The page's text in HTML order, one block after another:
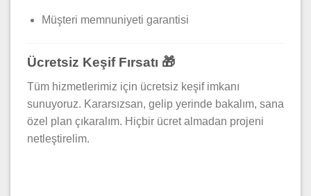
Müşteri memnuniyeti garantisi
Ücretsiz Keşif Fırsatı 🎁
Tüm hizmetlerimiz için ücretsiz keşif imkanı
sunuyoruz. Kararsızsan, gelip yerinde bakalım, sana
özel plan çıkaralım. Hiçbir ücret almadan projeni
netleştirelim.